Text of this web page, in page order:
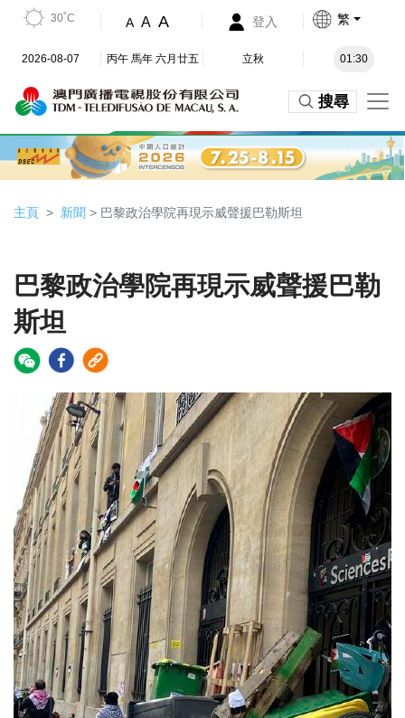
30˚C A A A 登入 繁
2026-08-07 丙午 馬年 六月廿五 立秋 01:30
搜尋
主頁 新聞 > 巴黎政治學院再現示威聲援巴勒斯坦
巴黎政治學院再現示威聲援巴勒
斯坦